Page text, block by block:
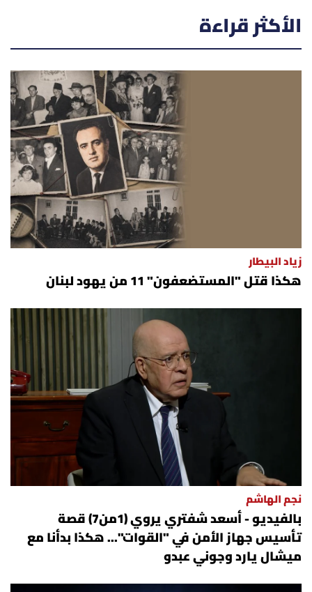
الأكثر قراءة
زياد البيطار
هكذا قتل "المستضعفون" 11 من يهود لبنان
نجم الهاشم
بالفيديو - أسعد شفتري يروي (1من7) قصة
تأسيس جهاز الأمن في "القوات"... هكذا بدأنا مع
ميشال يارد وجوني عبدو